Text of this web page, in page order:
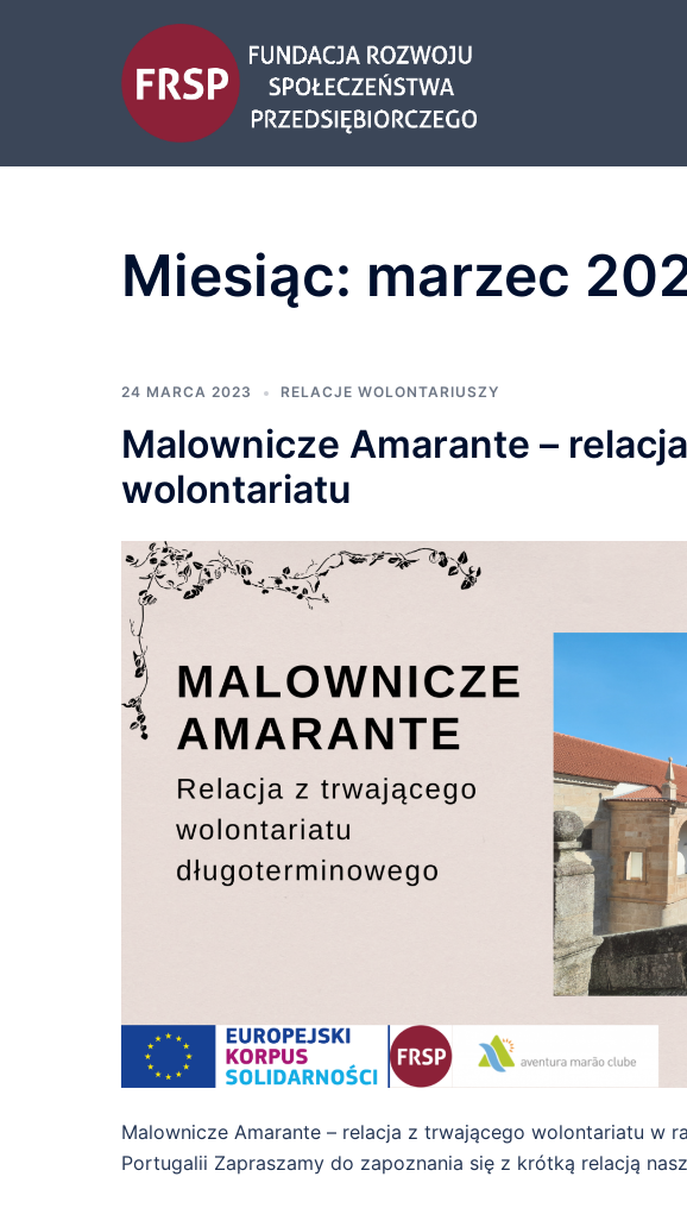
Miesiąc: marzec
24 MARCA 2023 RELACJE WOLONTARIUSZY
Malownicze Amarante –
wolontariatu
Malownicze Amarante – relacja z trwającego wolontariatu w
Portugalii Zapraszamy do zapoznania się z krótką relacją